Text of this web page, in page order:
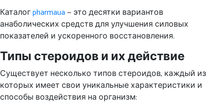
Каталогpharmaua— это десятки вариантов
анаболических средств для улучшения силовых
показателей и ускоренного восстановления.
Типы стероидов и их действие
Существует несколько типов стероидов, каждый из
которых имеет свои уникальные характеристики и
способы воздействия на организм: